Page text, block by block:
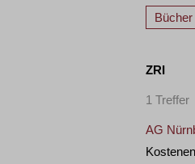
Bücher
ZRI
1 Treffer
AG